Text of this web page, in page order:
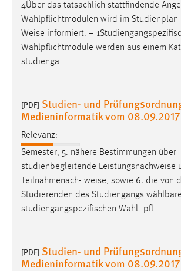
4Über das tatsächlich stattfindende
Wahlpflichtmodulen wird im Studienplan
Weise informiert. −
Wahlpflichtmodule werden aus einem
studienga
[PDF] Studien- und
Medieninformatik vom 08.09.2017
Relevanz:
Semester, 5. nähere Bestimmungen über
studienbegleitende Leistungsnachweise
Teilnahmenach- weise, sowie 6. die von
Studierenden des Studiengangs
studiengangspezifischen Wahl- pfl
[PDF] Studien- und
Medieninformatik vom 08.09.2017